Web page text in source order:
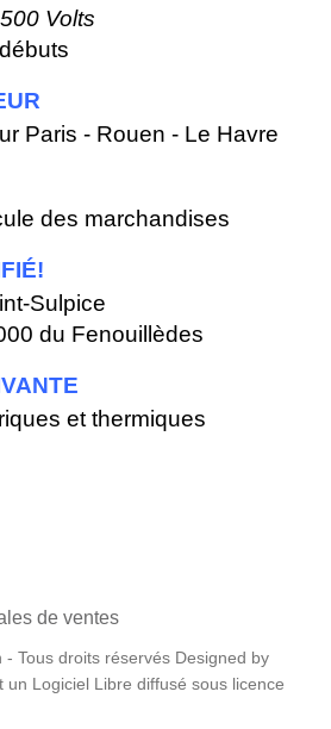
Volts
Paris - Rouen - Le Havre
des marchandises
Sulpice
du Fenouillèdes
et thermiques
de ventes
Tous droits réservés Designed by
un Logiciel Libre diffusé sous licence